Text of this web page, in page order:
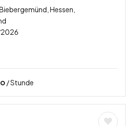
Hessen,
/ Stunde